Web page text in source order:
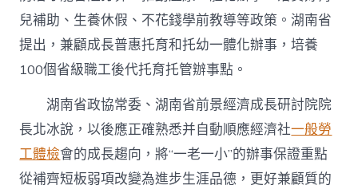
兒補助、生養休假、不花錢學前教導等政策。湖南省
提出，兼顧成長普惠托育和托幼一體化辦事，培養
100個省級職工後代托育托管辦事點。
湖南省政協常委、湖南省前景經濟成長研討院院
長北冰說，以後應正確熟悉并自動順應經濟社一般勞
工體檢會的成長趨向，將“一老一小”的辦事保證重點
從補齊短板弱項改變為進步生涯品德，更好兼顧質的